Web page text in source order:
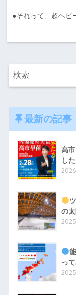
●それって、超ヘビ
最新の記事
高
し
の
っ